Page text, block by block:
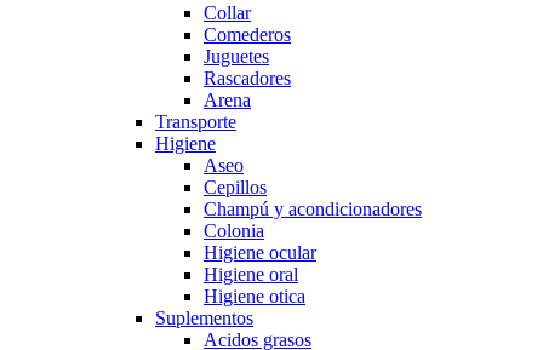
Collar
Comederos
Juguetes
Rascadores
Arena
Transporte
Higiene
Aseo
Cepillos
Champú y acondicionadores
Colonia
Higiene ocular
Higiene oral
Higiene otica
Suplementos
Acidos grasos